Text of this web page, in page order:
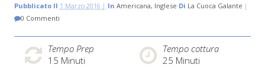
Pubblicato Il 1 Marzo 2016 | InAmericana Inglese Di La Cuoca Galante |
0 Commenti
Tempo Prep
15 Minuti
Tempo cottura
25 Minuti